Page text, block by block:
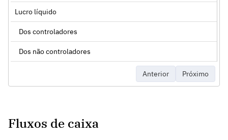
Lucro líquido
Dos controladores
Dos não controladores
Anterior Próximo
Fluxos de caixa